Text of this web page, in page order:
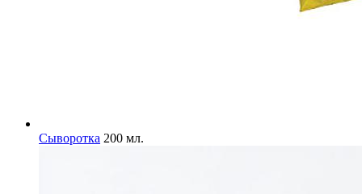
Сыворотка 200 мл.